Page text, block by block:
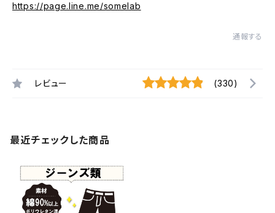
https://page.line.me/somelab
通報する
レビュー (330)
最近チェックした商品